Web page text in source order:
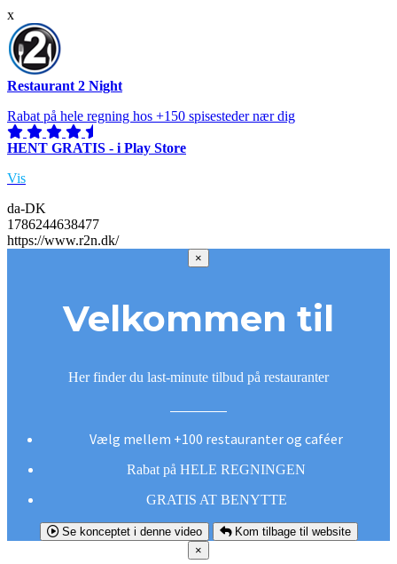
x
Restaurant 2 Night
Rabat på hele regning hos +150 spisesteder nær dig
HENT GRATIS - i Play Store
Vis
da-DK
1786244638477
https://www.r2n.dk/
×
Velkommen til
Her finder du last-minute tilbud på restauranter
Vælg mellem +100 restauranter og caféer
Rabat på HELE REGNINGEN
GRATIS AT BENYTTE
Se konceptet i denne video
Kom tilbage til website
×